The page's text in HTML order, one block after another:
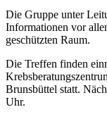
Die Gruppe unter
Informationen vor
geschützten Raum.
Die Treffen finden
Brunsbüttel statt.
Uhr.